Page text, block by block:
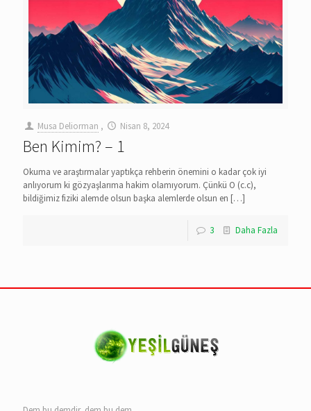
Musa Deliorman , Nisan 8, 2024
Ben Kimim? – 1
Okuma ve araştırmalar yaptıkça rehberin önemini o kadar çok iyi
anlıyorum ki gözyaşlarıma hakim olamıyorum. Çünkü O (c.c),
bildiğimiz fiziki alemde olsun başka alemlerde olsun en […]
3 Daha Fazla